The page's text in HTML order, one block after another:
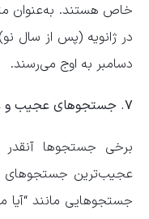
خاص هستند. به‌عنوان
در ژانویه (پس از سال
دسامبر به اوج می‌رسند.
۷. جستجوهای عجیب و غریب
برخی جستجوها
عجیب‌ترین جستجوهای
جستجوهایی مانند